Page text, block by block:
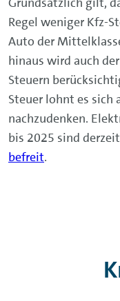
Regel weniger Kfz-
Auto der
hinaus wird auch
Steuern
Steuer lohnt es sich
nachzudenken.
bis 2025 sind
befreit.